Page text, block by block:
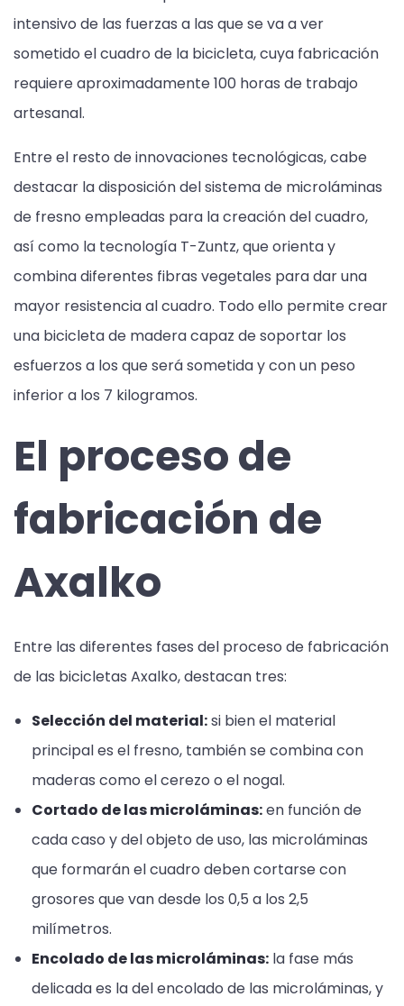
intensivo de las fuerzas a las que se va a ver
sometido el cuadro de la bicicleta, cuya fabricación
requiere aproximadamente 100 horas de trabajo
artesanal.
Entre el resto de innovaciones tecnológicas, cabe
destacar la disposición del sistema de microláminas
de fresno empleadas para la creación del cuadro,
así como la tecnología T-Zuntz, que orienta y
combina diferentes fibras vegetales para dar una
mayor resistencia al cuadro. Todo ello permite crear
una bicicleta de madera capaz de soportar los
esfuerzos a los que será sometida y con un peso
inferior a los 7 kilogramos.
El proceso de
fabricación de
Axalko
Entre las diferentes fases del proceso de fabricación
de las bicicletas Axalko, destacan tres:
Selección del material:si bien el material
principal es el fresno, también se combina con
maderas como el cerezo o el nogal.
Cortado de las microláminas:en función de
cada caso y del objeto de uso, las microláminas
que formarán el cuadro deben cortarse con
grosores que van desde los 0,5 a los 2,5
milímetros.
Encolado de las microláminas: la fase más
delicada es la del encolado de las microláminas, y